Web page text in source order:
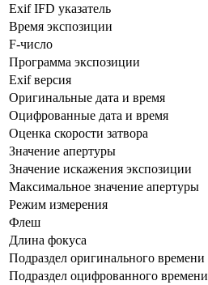
Exif IFD указатель
Время экспозиции
F-число
Программа экспозиции
Exif версия
Оригинальные дата и время
Оцифрованные дата и время
Оценка скорости затвора
Значение апертуры
Значение искажения экспозиции
Максимальное значение апертуры
Режим измерения
Флеш
Длина фокуса
Подраздел оригинального времени
Подраздел оцифрованного времени